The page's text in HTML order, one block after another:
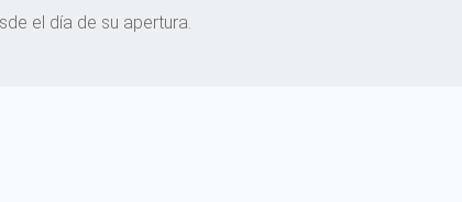
el día de su apertura.